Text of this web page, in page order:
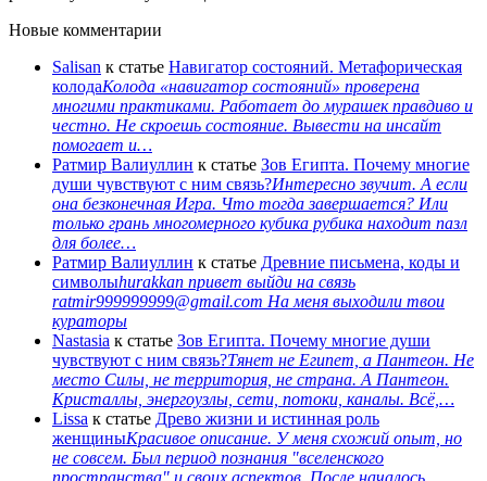
Новые комментарии
Salisan к статье Навигатор состояний. Метафорическая
колодаКолода «навигатор состояний» проверена
многими практиками. Работает до мурашек правдиво и
честно. Не скроешь состояние. Вывести на инсайт
помогает и…
Ратмир Валиуллин к статье Зов Египта. Почему многие
души чувствуют с ним связь?Интересно звучит. А если
она безконечная Игра. Что тогда завершается? Или
только грань многомерного кубика рубика находит пазл
для более…
Ратмир Валиуллин к статье Древние письмена, коды и
символыhurakkan привет выйди на связь
ratmir999999999@gmail.com На меня выходили твои
кураторы
Nastasia к статье Зов Египта. Почему многие души
чувствуют с ним связь?Тянет не Египет, а Пантеон. Не
место Силы, не территория, не страна. А Пантеон.
Кристаллы, энергоузлы, сети, потоки, каналы. Всё,…
Lissa к статье Древо жизни и истинная роль
женщиныКрасивое описание. У меня схожий опыт, но
не совсем. Был период познания "вселенского
пространства" и своих аспектов. После началось